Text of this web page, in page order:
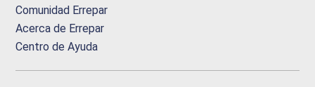
Comunidad Errepar
Acerca de Errepar
Centro de Ayuda